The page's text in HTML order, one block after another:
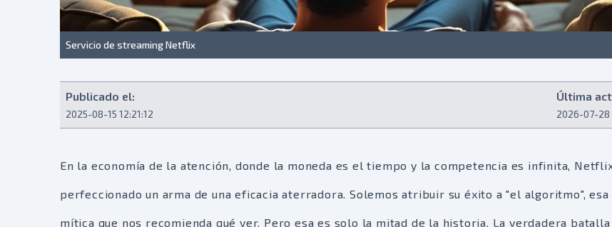
Servicio de streaming Netflix
Publicado el:
2025-08-15 12:21:12
Última
2026-07-28
En la economía de la atención, donde la moneda es el tiempo y la competencia es infinita,
perfeccionado un arma de una eficacia aterradora. Solemos atribuir su éxito a "el algoritmo", esa
mítica que nos recomienda qué ver. Pero esa es solo la mitad de la historia. La verdadera batalla